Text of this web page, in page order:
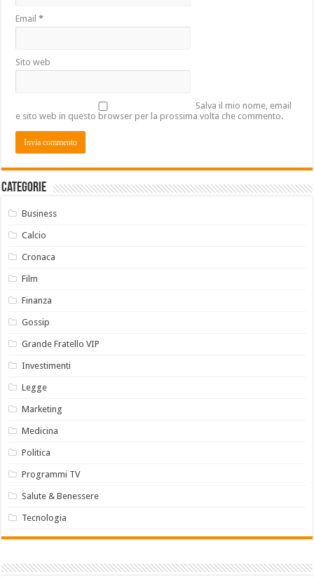
Email*
Sito web
Salva il mio nome, email
e sito web in questo browser per la prossima volta che commento.
Categorie
Business
Calcio
Cronaca
Film
Finanza
Gossip
Grande Fratello VIP
Investimenti
Legge
Marketing
Medicina
Politica
Programmi TV
Salute & Benessere
Tecnologia